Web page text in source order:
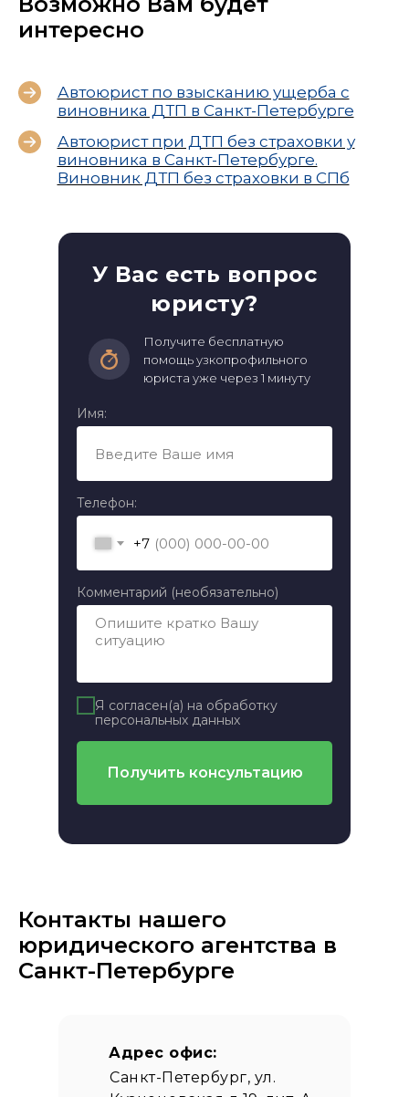
интересно
Автоюрист по взысканию ущерба с
виновника ДТП в Санкт-Петербурге
Автоюрист при ДТП без страховки у
виновника в Санкт-Петербурге.
Виновник ДТП без страховки в СПб
У Вас есть вопрос
юристу?
Получите бесплатную
помощь узкопрофильного
юриста уже через 1 минуту
Имя:
Телефон:
+7
Комментарий (необязательно)
Я согласен(а) на обработку
персональных данных
Получить консультацию
Контакты нашего
юридического агентства в
Санкт-Петербурге
Санкт-Петербург, ул.
Адрес офис: